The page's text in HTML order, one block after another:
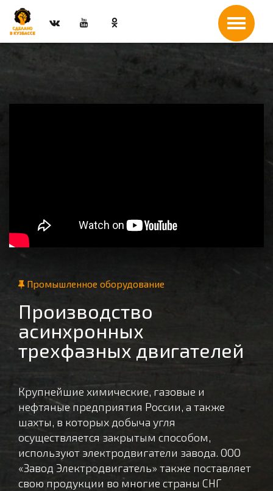
Промышленное оборудование
Производство
асинхронных
трехфазных двигателей
Крупнейшие химические, газовые и
нефтяные предприятия России, а также
шахты, в которых добыча угля
осуществляется закрытым способом,
используют электродвигатели завода. ООО
«Завод Электродвигатель» также поставляет
свою продукции во многие страны СНГ